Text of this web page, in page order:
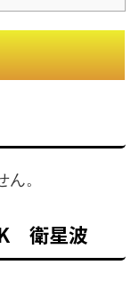
。
衛星波